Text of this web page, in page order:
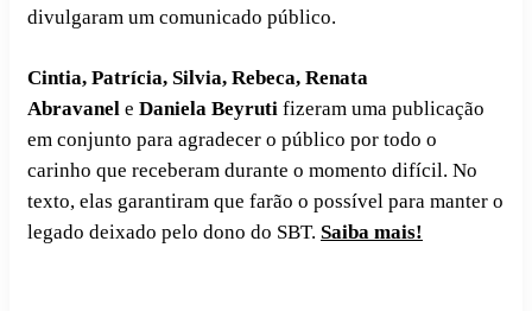
divulgaram um comunicado público.
Cintia, Patrícia, Silvia, Rebeca, Renata
Abravanel e Daniela Beyruti fizeram uma publicação
em conjunto para agradecer o público por todo o
carinho que receberam durante o momento difícil. No
texto, elas garantiram que farão o possível para manter o
legado deixado pelo dono do SBT. Saiba mais!